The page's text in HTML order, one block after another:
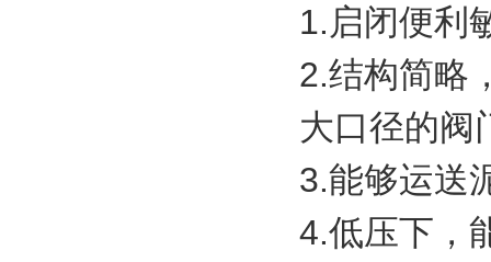
1.启闭便利
2.结构简略
大口径的阀
3.能够运送
4.低压下，